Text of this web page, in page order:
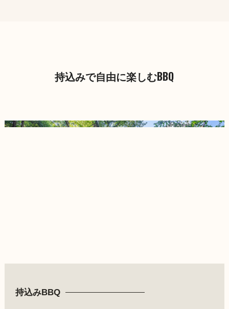
持込みで自由に楽しむBBQ
持込みBBQ